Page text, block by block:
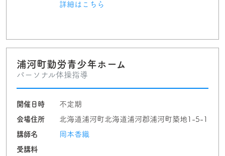
詳細はこちら
浦河町勤労青少年ホーム
パーソナル体操指導
開催日時
不定期
会場住所
北海道浦河町北海道浦河郡浦河町築地1-5-1
講師名
岡本香織
受講料